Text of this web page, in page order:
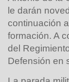
le darán
continuación
formación. A
del
Defensión en